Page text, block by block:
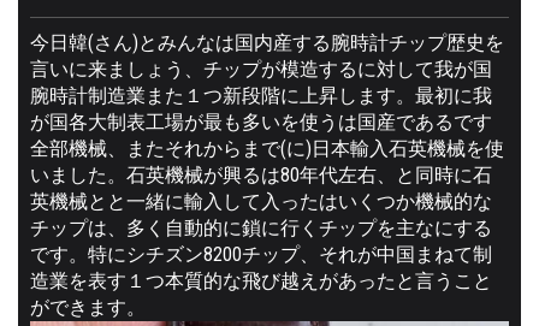
今日韓(さん)とみんなは国内産する腕時計チップ歴史を
言いに来ましょう、チップが模造するに対して我が国
腕時計制造業また１つ新段階に上昇します。最初に我
が国各大制表工場が最も多いを使うは国産であるです
全部機械、またそれからまで(に)日本輸入石英機械を使
いました。石英機械が興るは80年代左右、と同時に石
英機械とと一緒に輸入して入ったはいくつか機械的な
チップは、多く自動的に鎖に行くチップを主なにする
です。特にシチズン8200チップ、それが中国まねて制
造業を表す１つ本質的な飛び越えがあったと言うこと
ができます。